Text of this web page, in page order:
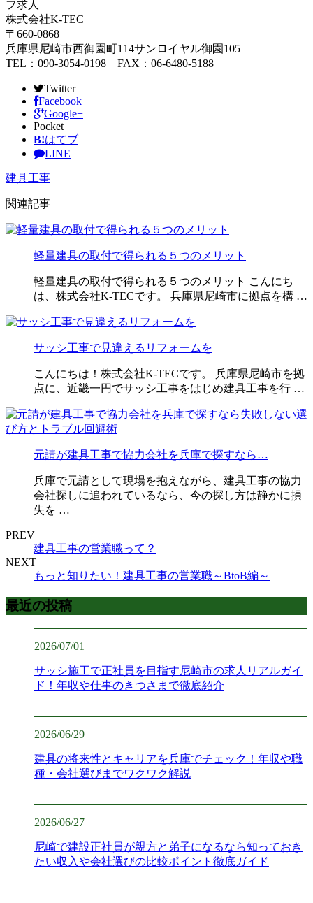
フ求人
株式会社K-TEC
〒660-0868
兵庫県尼崎市西御園町114サンロイヤル御園105
TEL：090-3054-0198 FAX：06-6480-5188
Twitter
Facebook
Google+
Pocket
B!はてブ
LINE
建具工事
関連記事
軽量建具の取付で得られる５つのメリット
軽量建具の取付で得られる５つのメリット こんにち
は、株式会社K-TECです。 兵庫県尼崎市に拠点を構 …
サッシ工事で見違えるリフォームを
こんにちは！株式会社K-TECです。 兵庫県尼崎市を拠
点に、近畿一円でサッシ工事をはじめ建具工事を行 …
元請が建具工事で協力会社を兵庫で探すなら…
兵庫で元請として現場を抱えながら、建具工事の協力
会社探しに追われているなら、今の探し方は静かに損
失を …
PREV
建具工事の営業職って？
NEXT
もっと知りたい！建具工事の営業職～BtoB編～
最近の投稿
2026/07/01
サッシ施工で正社員を目指す尼崎市の求人リアルガイ
ド！年収や仕事のきつさまで徹底紹介
2026/06/29
建具の将来性とキャリアを兵庫でチェック！年収や職
種・会社選びまでワクワク解説
2026/06/27
尼崎で建設正社員が親方と弟子になるなら知っておき
たい収入や会社選びの比較ポイント徹底ガイド